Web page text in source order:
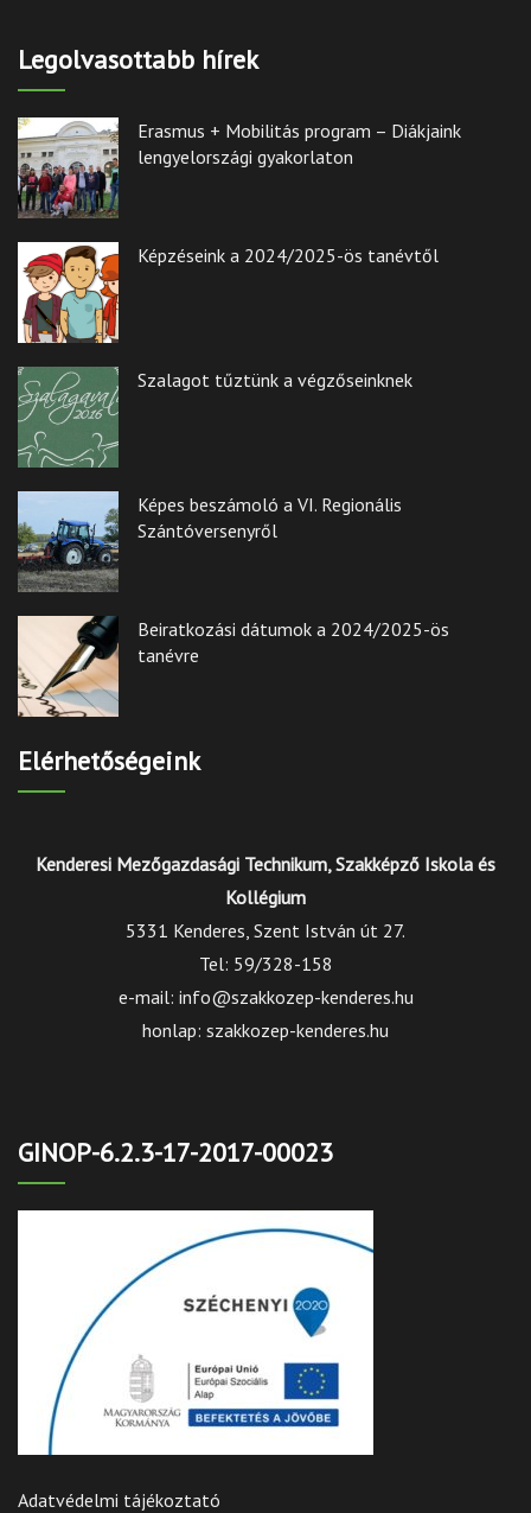
Legolvasottabb hírek
Erasmus + Mobilitás program – Diákjaink
lengyelországi gyakorlaton
Képzéseink a 2024/2025-ös tanévtől
Szalagot tűztünk a végzőseinknek
Képes beszámoló a VI. Regionális
Szántóversenyről
Beiratkozási dátumok a 2024/2025-ös
tanévre
Elérhetőségeink
Kenderesi Mezőgazdasági Technikum, Szakképző Iskola és
Kollégium
5331 Kenderes, Szent István út 27.
Tel: 59/328-158
e-mail: info@szakkozep-kenderes.hu
honlap: szakkozep-kenderes.hu
GINOP-6.2.3-17-2017-00023
Adatvédelmi tájékoztató